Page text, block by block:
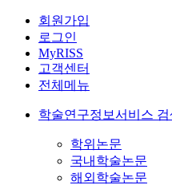
회원가입
로그인
MyRISS
고객센터
전체메뉴
학술연구정보서비스 검
학위논문
국내학술논문
해외학술논문